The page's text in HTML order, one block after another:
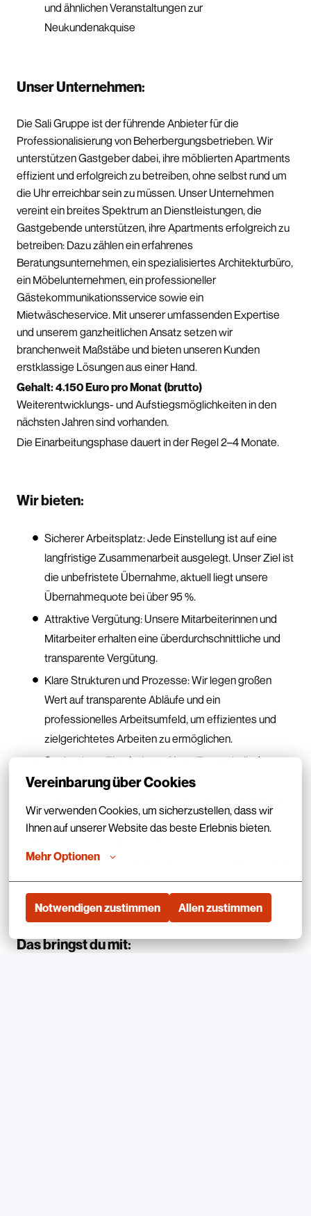
Vereinbarung über Cookies
Wir verwenden Cookies, um sicherzustellen, dass wir
Ihnen auf unserer Website das beste Erlebnis bieten.
Mehr Optionen
Notwendigen zustimmen Allen zustimmen
und ähnlichen Veranstaltungen zur
Neukundenakquise
Unser Unternehmen:
Die Sali Gruppe ist der führende Anbieter für die
Professionalisierung von Beherbergungsbetrieben. Wir
unterstützen Gastgeber dabei, ihre möblierten Apartments
effizient und erfolgreich zu betreiben, ohne selbst rund um
die Uhr erreichbar sein zu müssen. Unser Unternehmen
vereint ein breites Spektrum an Dienstleistungen, die
Gastgebende unterstützen, ihre Apartments erfolgreich zu
betreiben: Dazu zählen ein erfahrenes
Beratungsunternehmen, ein spezialisiertes Architekturbüro,
ein Möbelunternehmen, ein professioneller
Gästekommunikationsservice sowie ein
Mietwäscheservice. Mit unserer umfassenden Expertise
und unserem ganzheitlichen Ansatz setzen wir
branchenweit Maßstäbe und bieten unseren Kunden
erstklassige Lösungen aus einer Hand.
Gehalt:4.150 Euro pro Monat (brutto)
Weiterentwicklungs- und Aufstiegsmöglichkeiten in den
nächsten Jahren sind vorhanden.
Die Einarbeitungsphase dauert in der Regel 2–4 Monate.
Wir bieten:
Sicherer Arbeitsplatz: Jede Einstellung ist auf eine
langfristige Zusammenarbeit ausgelegt. Unser Ziel ist
die unbefristete Übernahme, aktuell liegt unsere
Übernahmequote bei über 95 %.
Attraktive Vergütung: Unsere Mitarbeiterinnen und
Mitarbeiter erhalten eine überdurchschnittliche und
transparente Vergütung.
Klare Strukturen und Prozesse: Wir legen großen
Wert auf transparente Abläufe und ein
professionelles Arbeitsumfeld, um effizientes und
zielgerichtetes Arbeiten zu ermöglichen.
Strukturierte Einarbeitung: Neue Teammitglieder
werden bei uns umfassend und strukturiert
schnelle Integration zu gewährleisten.
Arbeitshandy als auch dein MacBook kannst du auch
privat nutzen.
Das bringst du mit: